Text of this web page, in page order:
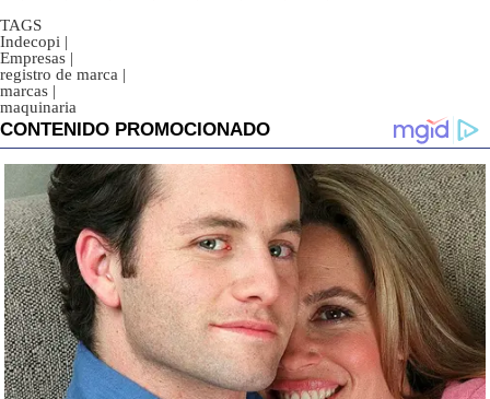
TAGS
Indecopi |
Empresas |
registro de marca |
marcas |
maquinaria